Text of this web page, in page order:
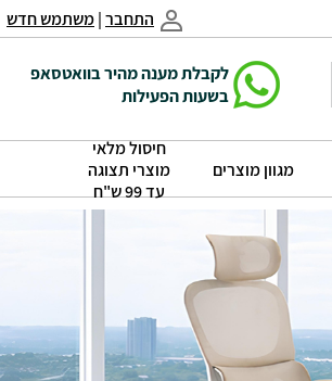
התחבר|משתמש חדש
לקבלת מענה מהיר בוואטסאפ
בשעות הפעילות
מגוון מוצרים
חיסול מלאי
מוצרי תצוגה
עד 99 ש"ח